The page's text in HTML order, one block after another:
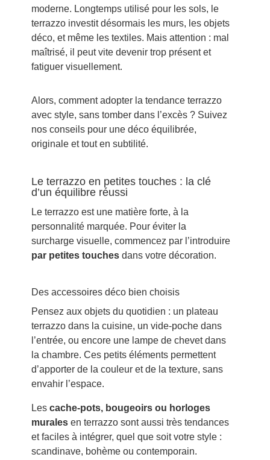
moderne. Longtemps utilisé pour les sols, le
terrazzo investit désormais les murs, les objets
déco, et même les textiles. Mais attention : mal
maîtrisé, il peut vite devenir trop présent et
fatiguer visuellement.
Alors, comment adopter la tendance terrazzo
avec style, sans tomber dans l’excès ? Suivez
nos conseils pour une déco équilibrée,
originale et tout en subtilité.
Le terrazzo en petites touches : la clé
d’un équilibre réussi
Le terrazzo est une matière forte, à la
personnalité marquée. Pour éviter la
surcharge visuelle, commencez par l’introduire
par petites touchesdans votre décoration.
Des accessoires déco bien choisis
Pensez aux objets du quotidien : un plateau
terrazzo dans la cuisine, un vide-poche dans
l’entrée, ou encore une lampe de chevet dans
la chambre. Ces petits éléments permettent
d’apporter de la couleur et de la texture, sans
envahir l’espace.
Les cache-pots, bougeoirs ou horloges
muralesen terrazzo sont aussi très tendances
et faciles à intégrer, quel que soit votre style :
scandinave, bohème ou contemporain.